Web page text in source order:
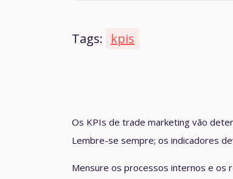
Tags: kpis
Os KPIs de trade marketing vão
Lembre-se sempre; os indicadores
Mensure os processos internos e os